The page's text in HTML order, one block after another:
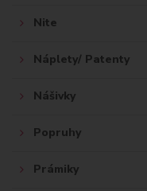
Nite
Náplety/ Patenty
Nášivky
Popruhy
Prámiky